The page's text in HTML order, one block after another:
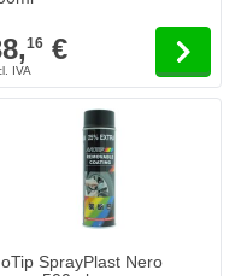
16 €
SprayPlast Nero